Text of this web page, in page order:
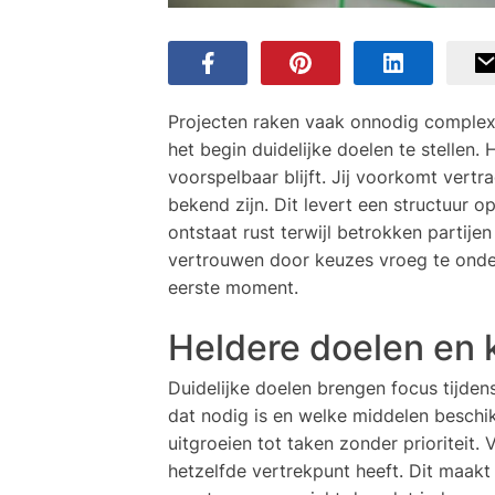
Projecten raken vaak onnodig
het begin duidelijke doelen te stellen.
voorspelbaar blijft. Jij voorkomt
bekend zijn. Dit levert een structuur
ontstaat rust terwijl betrokken
vertrouwen door keuzes vroeg te
eerste moment.
Heldere doelen en
Duidelijke doelen brengen focus
dat nodig is en welke middelen
uitgroeien tot taken zonder prioriteit.
hetzelfde vertrekpunt heeft. Dit